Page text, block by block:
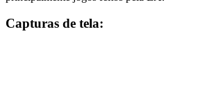
Capturas de tela: